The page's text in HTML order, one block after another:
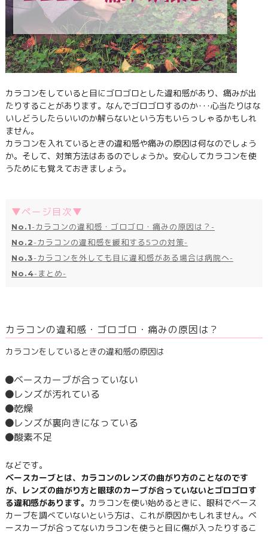
カラコンをしていると目にゴロゴロとした違和感があり、痛みが出
たりすることがあります。なんでゴロゴロするのか･･･心当たりはな
いしどうしたらいいのか解らないという方もいらっしゃるかもしれ
ません。
カラコンを入れているときの違和感や痛みの原因は何なのでしょう
か。そして、対策方法はあるのでしょうか。安心してカラコンを使
うためにも覚えておきましょう。
▼ページ目次▼
No.1-カラコンの違和感・ゴロゴロ・痛みの原因は？-
No.2-カラコンの違和感を緩和する5つの対策-
No.3-カラコンを外しても目に違和感がある場合は病院へ-
No.4-まとめ-
カラコンの違和感・ゴロゴロ・痛みの原因は？
カラコンをしているときの違和感の原因は
ベースカーブが合っていない
レンズが汚れている
乾燥
レンズが裏向きになっている
酸素不足
などです。
ベースカーブとは、カラコンのレンズの曲がり方のことなのです
が、レンズの曲がり方と眼球のカーブが合っていないとゴロゴロす
る違和感があります。 カラコンを使い始めるときに、眼科でベース
カーブを調べていないという方は、これが原因かもしれません。ベ
ースカーブが合ってないカラコンを使うと目に傷が入ったりするこ